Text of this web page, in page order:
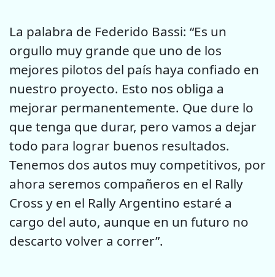
La palabra de Federido Bassi: “Es un
orgullo muy grande que uno de los
mejores pilotos del país haya confiado en
nuestro proyecto. Esto nos obliga a
mejorar permanentemente. Que dure lo
que tenga que durar, pero vamos a dejar
todo para lograr buenos resultados.
Tenemos dos autos muy competitivos, por
ahora seremos compañeros en el Rally
Cross y en el Rally Argentino estaré a
cargo del auto, aunque en un futuro no
descarto volver a correr”.